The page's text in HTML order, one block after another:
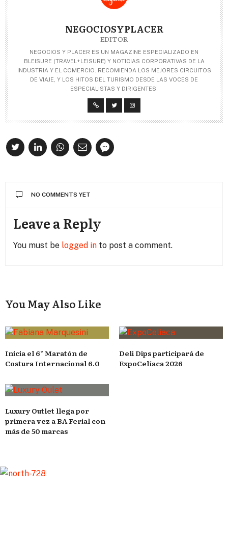
NEGOCIOSYPLACER
EDITOR
NEGOCIOS Y PLACER ES UN MAGAZINE ESPECIALIZADO EN
BLEISURE (TRAVEL+LEISURE) Y NOTICIAS CORPORATIVAS DE LA
INDUSTRIA Y EL COMERCIO. RECOMIENDA LOS MEJORES CIRCUITOS
DE VIAJE, Y LOS HITOS DEL TURISMO DESDE LAS VOCES DE
ESPECIALISTAS Y DIRIGENTES.
NO COMMENTS YET
Leave a Reply
You must be logged in to post a comment.
You May Also Like
Inicia el 6° Maratón de
Costura Internacional 6.0
Deli Dips participará de
ExpoCelíaca 2026
Luxury Outlet llega por
primera vez a BA Ferial con
más de 50 marcas